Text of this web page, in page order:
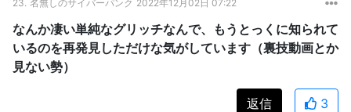
23. 名無しのサイバーパンク 2022年12月02日 07:22
なんか凄い単純なグリッチなんで、もうとっくに知られて
いるのを再発見しただけな気がしています（裏技動画とか
見ない勢）
返信 3